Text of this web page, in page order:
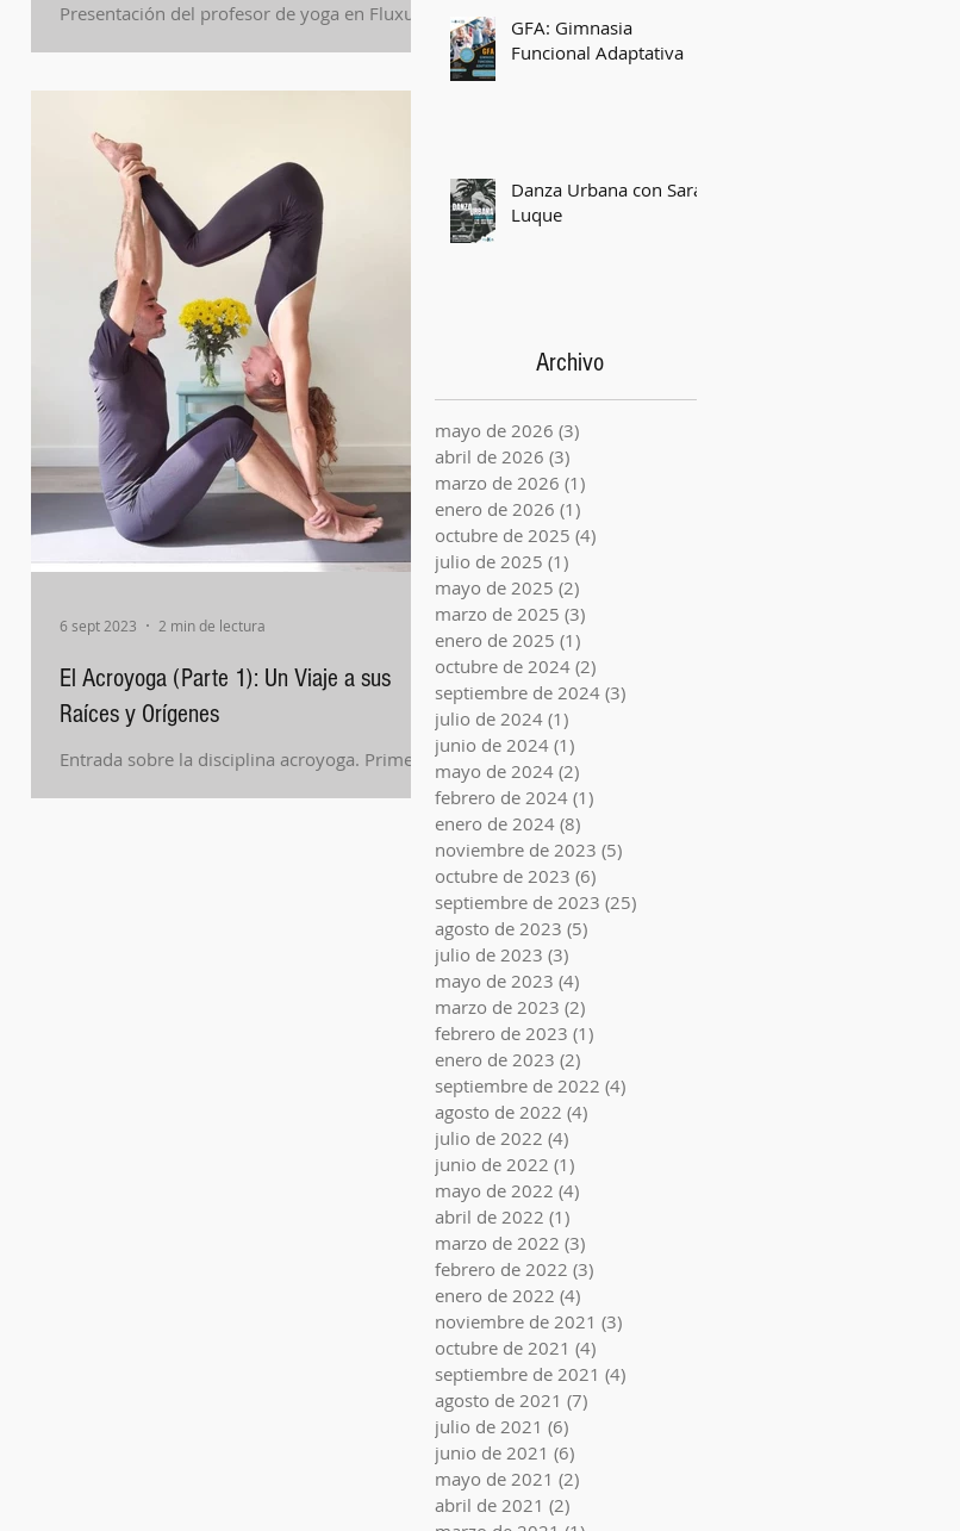
Presentación del profesor de yoga en Fluxus
El Acroyoga (Parte 1): Un Viaje a sus
Raíces y Orígenes
Entrada sobre la disciplina acroyoga. Primera
6 sept 2023 2 min de lectura
GFA: Gimnasia
Funcional Adaptativa
Danza Urbana con Sara
Luque
Archivo
mayo de 2026 (3)
abril de 2026 (3)
marzo de 2026 (1)
enero de 2026 (1)
octubre de 2025 (4)
julio de 2025 (1)
mayo de 2025 (2)
marzo de 2025 (3)
enero de 2025 (1)
octubre de 2024 (2)
septiembre de 2024 (3)
julio de 2024 (1)
junio de 2024 (1)
mayo de 2024 (2)
febrero de 2024 (1)
enero de 2024 (8)
noviembre de 2023 (5)
octubre de 2023 (6)
septiembre de 2023 (25)
agosto de 2023 (5)
julio de 2023 (3)
mayo de 2023 (4)
marzo de 2023 (2)
febrero de 2023 (1)
enero de 2023 (2)
septiembre de 2022 (4)
agosto de 2022 (4)
julio de 2022 (4)
junio de 2022 (1)
mayo de 2022 (4)
abril de 2022 (1)
marzo de 2022 (3)
febrero de 2022 (3)
enero de 2022 (4)
noviembre de 2021 (3)
octubre de 2021 (4)
septiembre de 2021 (4)
agosto de 2021 (7)
julio de 2021 (6)
junio de 2021 (6)
mayo de 2021 (2)
abril de 2021 (2)